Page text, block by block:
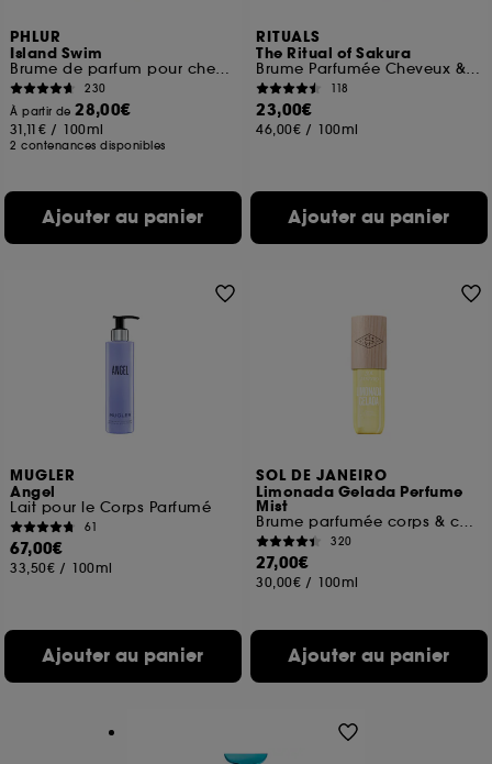
PHLUR
Island Swim
Brume de parfum pour cheveux et corps
230
À partir de28,00€
31,11€ / 100ml
2 contenances disponibles
Ajouter au panier
RITUALS
The Ritual of Sakura
Brume Parfumée Cheveux & Corps
118
23,00€
46,00€ / 100ml
Ajouter au panier
MUGLER
Angel
Lait pour le Corps Parfumé
61
67,00€
33,50€ / 100ml
Ajouter au panier
SOL DE JANEIRO
Limonada Gelada Perfume
Mist
Brume parfumée corps & cheveux
320
27,00€
30,00€ / 100ml
Ajouter au panier